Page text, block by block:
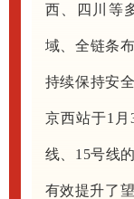
西、四川等
域、全链条
持续保持安
京西站于1
线、15号线
有效提升了